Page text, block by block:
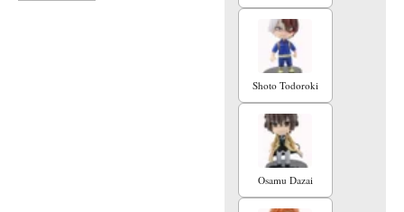
Shoto Todoroki
Osamu Dazai